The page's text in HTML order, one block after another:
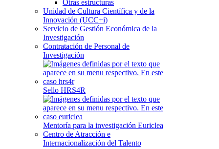
Otras estructuras
Unidad de Cultura Científica y de la
Innovación (UCC+i)
Servicio de Gestión Económica de la
Investigación
Contratación de Personal de
Investigación
Sello HRS4R
Mentoría para la investigación Euriclea
Centro de Atracción e
Internacionalización del Talento